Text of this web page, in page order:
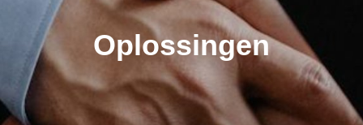
Oplossingen